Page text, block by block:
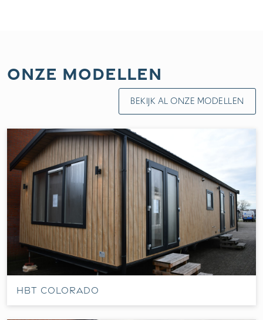
Onze modellen
BEKIJK AL ONZE MODELLEN
HBT Colorado